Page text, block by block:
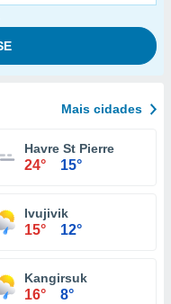
Mais cidades
Havre St Pierre
24° 15°
Ivujivik
15° 12°
Kangirsuk
16° 8°